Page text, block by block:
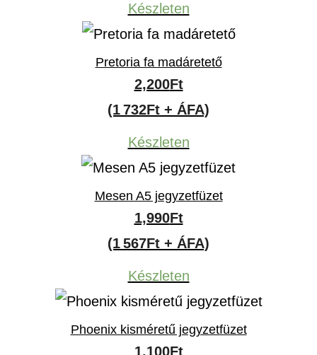
Készleten
Pretoria fa madáretető
2,200Ft
(1 732Ft + ÁFA)
Készleten
Mesen A5 jegyzetfüzet
1,990Ft
(1 567Ft + ÁFA)
Készleten
Phoenix kisméretű jegyzetfüzet
1,100Ft